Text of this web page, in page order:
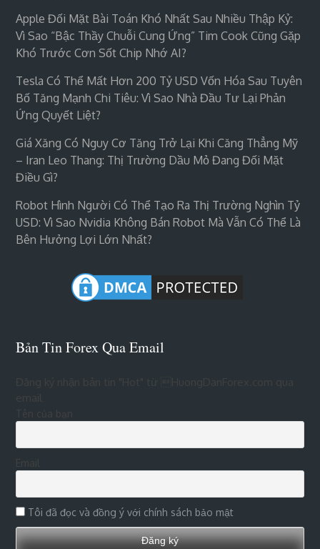
Apple Đối Mặt Bài Toán Khó Nhất Sau Nhiều Thập Kỷ:
Vì Sao “bậc Thầy Chuỗi Cung Ứng” Tim Cook Cũng Gặp
Khó Trước Cơn Sốt Chip Nhớ AI?
Tesla Có Thể Mất Hơn 200 Tỷ USD Vốn Hóa Sau Tuyên
Bố Tăng Mạnh Chi Tiêu: Vì Sao Nhà Đầu Tư Lại Phản
Ứng Quyết Liệt?
Giá Xăng Có Nguy Cơ Tăng Trở Lại Khi Căng Thẳng Mỹ
– Iran Leo Thang: Thị Trường Dầu Mỏ Đang Đối Mặt
Điều Gì?
Robot Hình Người Có Thể Tạo Ra Thị Trường Nghìn Tỷ
USD: Vì Sao Nvidia Không Bán Robot Mà Vẫn Có Thể Là
Bên Hưởng Lợi Lớn Nhất?
Bản Tin Forex Qua Email
Đăng ký nhận bản tin "Hot" từ HuongDanForex.com qua
Tên của bạn
Tôi đã đọc và đồng ý với chính sách bảo mật